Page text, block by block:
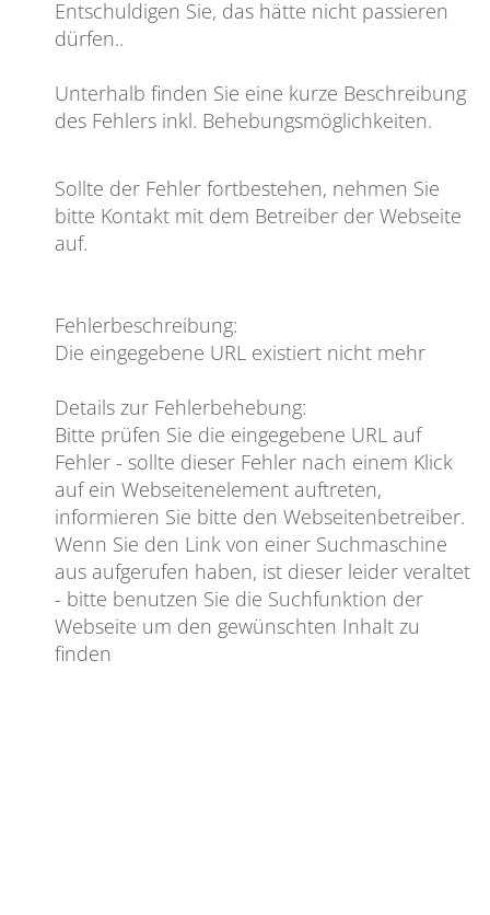
Entschuldigen Sie, das hätte nicht passieren
dürfen..
Unterhalb finden Sie eine kurze Beschreibung
des Fehlers inkl. Behebungsmöglichkeiten.
Sollte der Fehler fortbestehen, nehmen Sie
bitte Kontakt mit dem Betreiber der Webseite
auf.
Fehlerbeschreibung:
Die eingegebene URL existiert nicht mehr
Details zur Fehlerbehebung:
Bitte prüfen Sie die eingegebene URL auf
Fehler - sollte dieser Fehler nach einem Klick
auf ein Webseitenelement auftreten,
informieren Sie bitte den Webseitenbetreiber.
Wenn Sie den Link von einer Suchmaschine
aus aufgerufen haben, ist dieser leider veraltet
- bitte benutzen Sie die Suchfunktion der
Webseite um den gewünschten Inhalt zu
finden